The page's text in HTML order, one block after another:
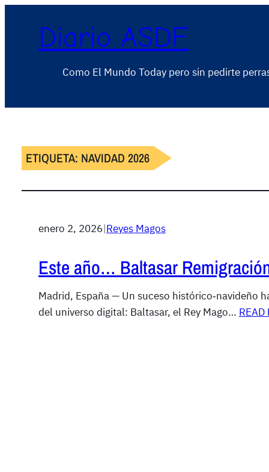
Diario ASDF
Como El Mundo Today pero sin pedirte
ETIQUETA: NAVIDAD 2026
enero 2, 2026|Reyes Magos
Este año… Baltasar
Madrid, España — Un suceso histórico‑navideño
del universo digital: Baltasar, el Rey Mago… READ